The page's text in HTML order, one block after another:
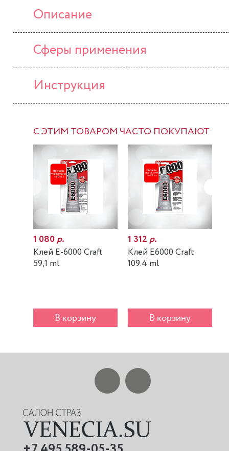
Описание
Сферы применения
Инструкция
С ЭТИМ ТОВАРОМ ЧАСТО ПОКУПАЮТ
1 080р.
Клей E-6000 Craft
59,1 ml
В корзину
1 312р.
Клей E6000 Craft
109.4 ml
В корзину